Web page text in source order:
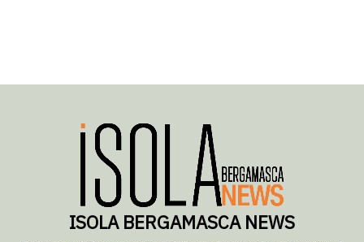
ISOLA BERGAMASCA NEWS